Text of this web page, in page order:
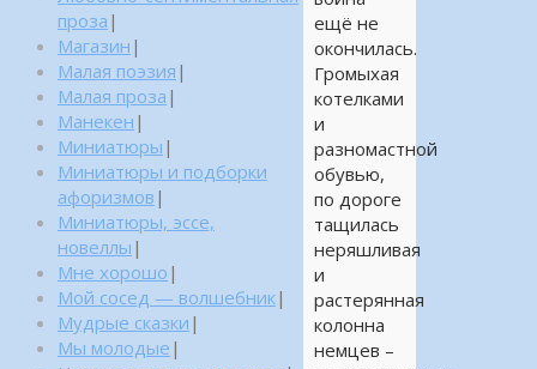
ещё не
окончилась.
Громыхая
котелками
и
разномастной
обувью,
по дороге
тащилась
неряшливая
и
растерянная
колонна
немцев –
проза |
Магазин |
Малая поэзия |
Малая проза |
Манекен |
Миниатюры |
Миниатюры и подборки
афоризмов |
Миниатюры, эссе,
новеллы |
Мне хорошо |
Мой сосед — волшебник|
Мудрые сказки |
Мы молодые |